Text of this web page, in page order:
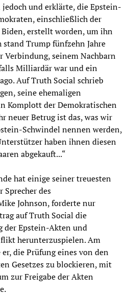
und erklärte, die Epstein-
einschließlich der
erstellt worden, um ihn
Trump fünfzehn Jahre
Verbindung, seinem Nachbarn
Milliardär war und ein
Auf Truth Social schrieb
seine ehemaligen
Komplott der Demokratischen
neuer Betrug ist das, was wir
Schwindel nennen werden,
haben ihnen diesen
abgekauft...“
hat einige seiner treuesten
Sprecher des
Johnson, forderte nur
auf Truth Social die
der Epstein-Akten und
herunterzuspielen. Am
die Prüfung eines von den
Gesetzes zu blockieren, mit
zur Freigabe der Akten